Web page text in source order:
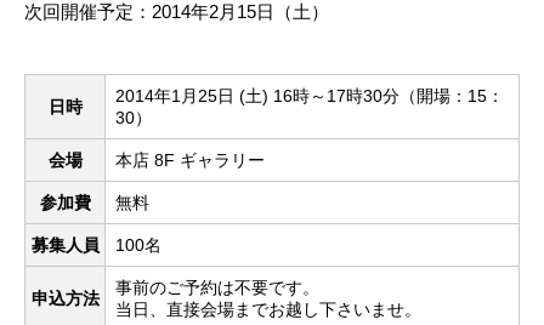
次回開催予定：2014年2月15日（土）
日時
2014年1月25日 (土) 16時～17時30分（開場：15：
30）
会場 本店 8F ギャラリー
参加費 無料
募集人員 100名
申込方法
事前のご予約は不要です。
当日、直接会場までお越し下さいませ。